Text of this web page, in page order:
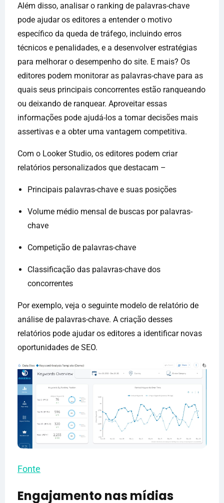
Além disso, analisar o ranking de palavras-chave
pode ajudar os editores a entender o motivo
específico da queda de tráfego, incluindo erros
técnicos e penalidades, e a desenvolver estratégias
para melhorar o desempenho do site. E mais? Os
editores podem monitorar as palavras-chave para as
quais seus principais concorrentes estão ranqueando
ou deixando de ranquear. Aproveitar essas
informações pode ajudá-los a tomar decisões mais
assertivas e a obter uma vantagem competitiva.
Com o Looker Studio, os editores podem criar
relatórios personalizados que destacam –
Principais palavras-chave e suas posições
Volume médio mensal de buscas por palavras-
chave
Competição de palavras-chave
Classificação das palavras-chave dos
concorrentes
Por exemplo, veja o seguinte modelo de relatório de
análise de palavras-chave. A criação desses
relatórios pode ajudar os editores a identificar novas
oportunidades de SEO.
Fonte
Engajamento nas mídias